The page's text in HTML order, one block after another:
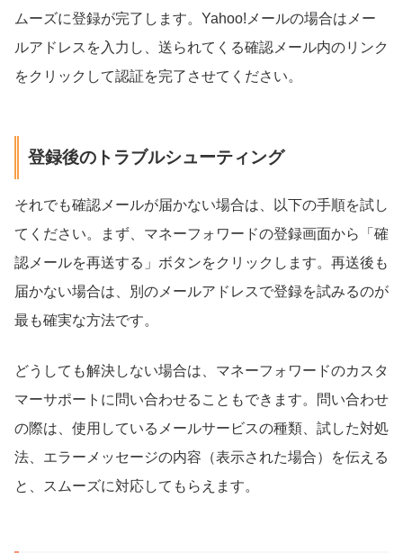
ムーズに登録が完了します。Yahoo!メールの場合はメー
ルアドレスを入力し、送られてくる確認メール内のリンク
をクリックして認証を完了させてください。
登録後のトラブルシューティング
それでも確認メールが届かない場合は、以下の手順を試し
てください。まず、マネーフォワードの登録画面から「確
認メールを再送する」ボタンをクリックします。再送後も
届かない場合は、別のメールアドレスで登録を試みるのが
最も確実な方法です。
どうしても解決しない場合は、マネーフォワードのカスタ
マーサポートに問い合わせることもできます。問い合わせ
の際は、使用しているメールサービスの種類、試した対処
法、エラーメッセージの内容（表示された場合）を伝える
と、スムーズに対応してもらえます。